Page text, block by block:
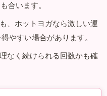
合います。
、ホットヨガなら激しい運
得やすい場合があります。
なく続けられる回数かも確